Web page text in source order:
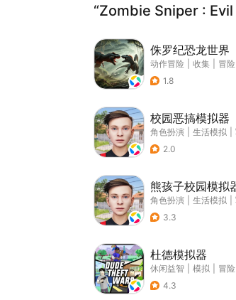
“Zombie Sniper :
侏罗纪恐龙世界
动作冒险 收集 冒险
1.8
校园恶搞模拟器
角色扮演 生活模拟
2.0
熊孩子校园模拟
角色扮演 生活模拟
3.3
杜德模拟器
休闲益智 模拟 冒险
4.3